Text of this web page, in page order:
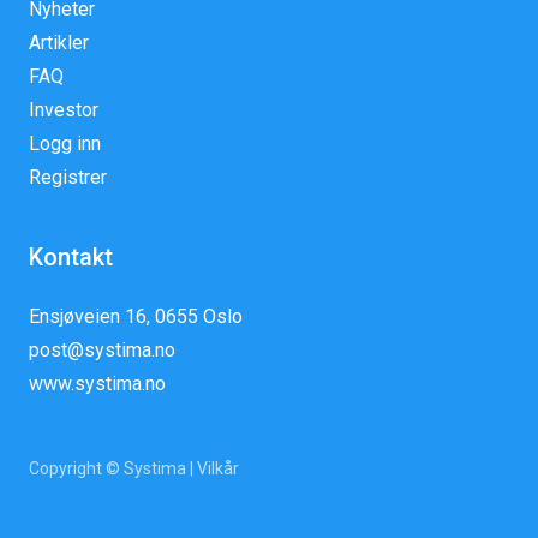
Nyheter
Artikler
FAQ
Investor
Logg inn
Registrer
Kontakt
Ensjøveien 16, 0655 Oslo
post@systima.no
www.systima.no
Copyright © Systima | Vilkår